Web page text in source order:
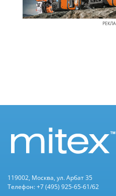
119002, Москва, ул. Арбат 35
Телефон: +7 (495) 925-65-61/62